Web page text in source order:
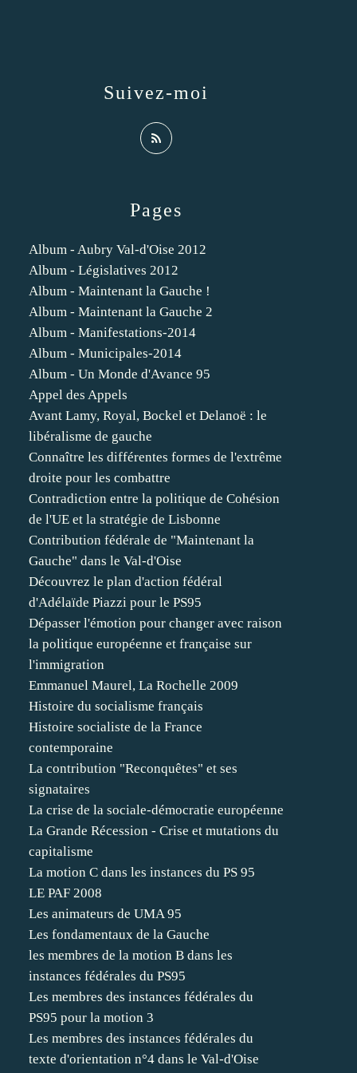
Pages
Album - Aubry Val-d'Oise 2012
Album - Législatives 2012
Album - Maintenant la Gauche !
Album - Maintenant la Gauche 2
Album - Manifestations-2014
Album - Municipales-2014
Album - Un Monde d'Avance 95
Appel des Appels
Avant Lamy, Royal, Bockel et Delanoë : le
libéralisme de gauche
Connaître les différentes formes de l'extrême
droite pour les combattre
Contradiction entre la politique de Cohésion
de l'UE et la stratégie de Lisbonne
Contribution fédérale de "Maintenant la
Gauche" dans le Val-d'Oise
Découvrez le plan d'action fédéral
d'Adélaïde Piazzi pour le PS95
Dépasser l'émotion pour changer avec raison
la politique européenne et française sur
l'immigration
Emmanuel Maurel, La Rochelle 2009
Histoire du socialisme français
Histoire socialiste de la France
contemporaine
La contribution "Reconquêtes" et ses
signataires
La crise de la sociale-démocratie européenne
La Grande Récession - Crise et mutations du
capitalisme
La motion C dans les instances du PS 95
LE PAF 2008
Les animateurs de UMA 95
Les fondamentaux de la Gauche
les membres de la motion B dans les
instances fédérales du PS95
Les membres des instances fédérales du
PS95 pour la motion 3
Les membres des instances fédérales du
texte d'orientation n°4 dans le Val-d'Oise
Suivez-moi